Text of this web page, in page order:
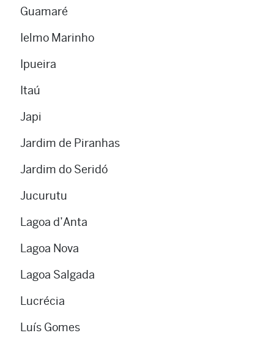
Guamaré
Ielmo Marinho
Ipueira
Itaú
Japi
Jardim de Piranhas
Jardim do Seridó
Jucurutu
Lagoa d’Anta
Lagoa Nova
Lagoa Salgada
Lucrécia
Luís Gomes